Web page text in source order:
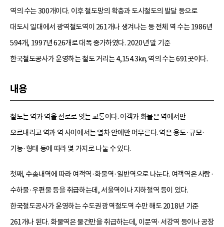
역의 수는 300개이다. 이후 철도망의 확충과 도시철도의 발달 등으로
대도시 일대에서 광역철도역이 261개나 생겨나는 등 전체 역 수는 1986년
594개, 1997년 626개로 대폭 증가하였다. 2020년 말 기준
한국철도공사가 운영하는 철도 거리는 4,154.3㎞, 역의 수는 691곳이다.
내용
철도는 역과 역을 선로로 잇는 교통이다. 여객과 화물은 역에서만
오르내리고 역과 역 사이에서는 열차 안에만 머무른다. 역은 용도·규모·
기능·형태 등에 따라 몇 가지로 나눌 수 있다.
첫째, 수송내역에 따라 여객역·화물역·일반역으로 나눈다. 여객역은 사람·
수하물·우편물 등을 취급하는데, 서울역이나 지하철역 등이 있다.
한국철도공사가 운영하는 수도권 광역철도역 수만 해도 2018년 기준
261개나 된다. 화물역은 물건만을 취급하는데, 이문역·서강역 등이나 공장